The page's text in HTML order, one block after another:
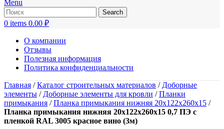
Menu
Search
0 items 0.00 ₽
О компании
Отзывы
Полезная информация
Политика конфиденциальности
Главная /Каталог строительных материалов /Доборные
элементы /Доборные элементы для кровли /Планки
примыкания /Планка примыкания нижняя 20х122х260х15 /
Планка примыкания нижняя 20х122х260х15 0,7 ПЭ с
пленкой RAL 3005 красное вино (3м)